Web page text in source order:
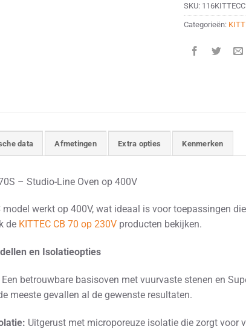
SKU:
Categorieën:
data Afmetingen Extra opties Kenmerken
– Studio-Line Oven op 400V
model werkt op 400V, wat ideaal is voor toepassingen
de KITTEC CB 70 op 230V producten bekijken.
en Isolatieopties
Een betrouwbare basisoven met vuurvaste stenen en
meeste gevallen al de gewenste resultaten.
Uitgerust met microporeuze isolatie die zorgt voor